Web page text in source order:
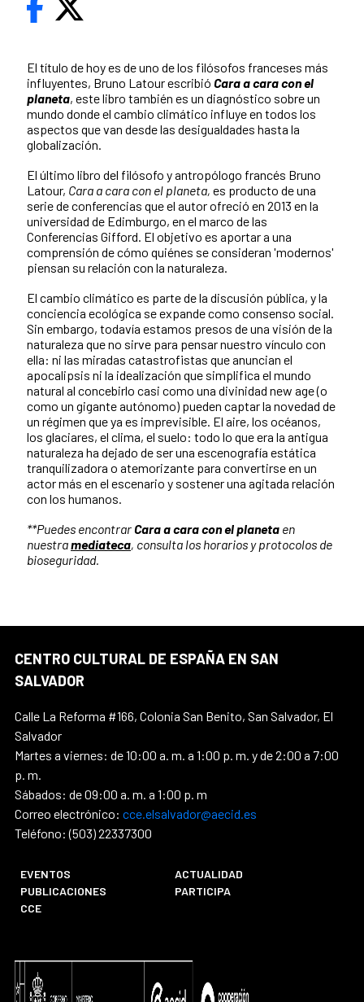
El título de hoy es de uno de los filósofos franceses más
influyentes, Bruno Latour escribió Cara a cara con el
planeta, este libro también es un diagnóstico sobre un
mundo donde el cambio climático influye en todos los
aspectos que van desde las desigualdades hasta la
globalización.
El último libro del filósofo y antropólogo francés Bruno
Latour, Cara a cara con el planeta, es producto de una
serie de conferencias que el autor ofreció en 2013 en la
universidad de Edimburgo, en el marco de las
Conferencias Gifford. El objetivo es aportar a una
comprensión de cómo quiénes se consideran 'modernos'
piensan su relación con la naturaleza.
El cambio climático es parte de la discusión pública, y la
conciencia ecológica se expande como consenso social.
Sin embargo, todavía estamos presos de una visión de la
naturaleza que no sirve para pensar nuestro vínculo con
ella: ni las miradas catastrofistas que anuncian el
apocalipsis ni la idealización que simplifica el mundo
natural al concebirlo casi como una divinidad new age (o
como un gigante autónomo) pueden captar la novedad de
un régimen que ya es imprevisible. El aire, los océanos,
los glaciares, el clima, el suelo: todo lo que era la antigua
naturaleza ha dejado de ser una escenografía estática
tranquilizadora o atemorizante para convertirse en un
actor más en el escenario y sostener una agitada relación
con los humanos.
**Puedes encontrarCara a cara con el planeta en
nuestramediateca, consulta los horarios y protocolos de
bioseguridad.
CENTRO CULTURAL DE ESPAÑA EN SAN
SALVADOR
Calle La Reforma #166, Colonia San Benito, San Salvador, El
Salvador
Martes a viernes: de 10:00 a. m. a 1:00 p. m. y de 2:00 a 7:00
p. m.
Sábados: de 09:00 a. m. a 1:00 p. m
Correo electrónico: cce.elsalvador@aecid.es
Teléfono: (503) 22337300
EVENTOS
ACTUALIDAD
PUBLICACIONES
PARTICIPA
CCE